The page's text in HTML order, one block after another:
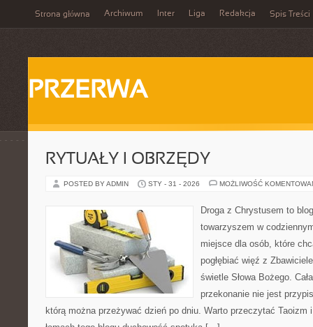
Strona główna Archiwum Inter Liga Redakcja Spis Treści
PRZERWA
RYTUAŁY I OBRZĘDY
POSTED BY ADMIN STY - 31 - 2026 MOŻLIWOŚĆ
Droga z Chrystusem to
towarzyszem w
miejsce dla osób, które
pogłębiać więź z
świetle Słowa Bożego.
przekonanie nie jest
którą można przeżywać dzień po dniu. Warto przeczytać Taoizm